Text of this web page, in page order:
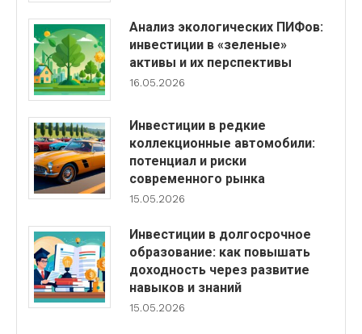
Анализ экологических ПИФов:
инвестиции в «зеленые»
активы и их перспективы
16.05.2026
Инвестиции в редкие
коллекционные автомобили:
потенциал и риски
современного рынка
15.05.2026
Инвестиции в долгосрочное
образование: как повышать
доходность через развитие
навыков и знаний
15.05.2026